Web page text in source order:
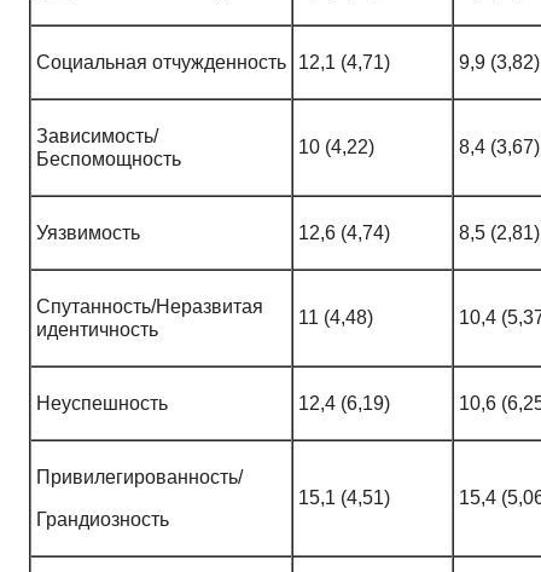
Социальная отчужденность 12,1 (4,71) 9,9 (3,82)
Зависимость/
Беспомощность
10 (4,22) 8,4 (3,67)
Уязвимость 12,6 (4,74) 8,5 (2,81)
Спутанность/Неразвитая
идентичность
11 (4,48) 10,4
Неуспешность 12,4 (6,19) 10,6
Привилегированность/
Грандиозность
15,1 (4,51) 15,4